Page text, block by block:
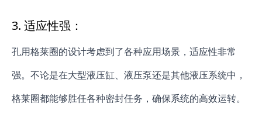
3. 适应性强：
孔用格莱圈的设计考虑到了各种应用场景，适应性非常
强。不论是在大型液压缸、液压泵还是其他液压系统中，
格莱圈都能够胜任各种密封任务，确保系统的高效运转。